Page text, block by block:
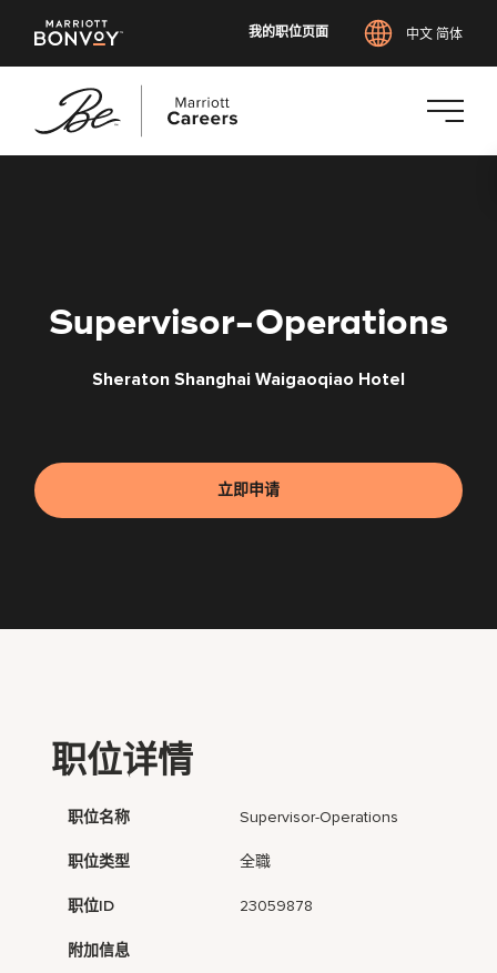
我的职位页面 中文 简体
Supervisor-Operations
Sheraton Shanghai Waigaoqiao Hotel
立即申请
职位详情
职位名称 Supervisor-Operations
职位类型 全職
职位ID 23059878
附加信息